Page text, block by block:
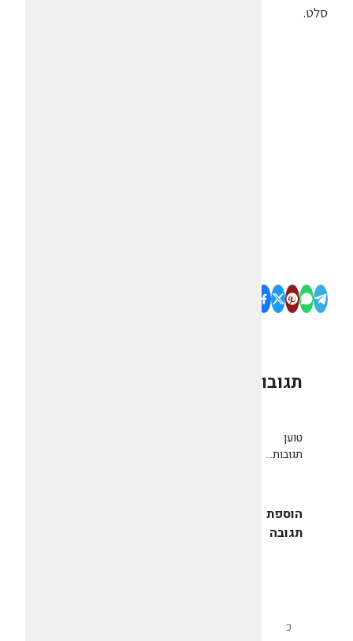
סלט.
תגובות
טוען
תגובות...
הוספת
תגובה